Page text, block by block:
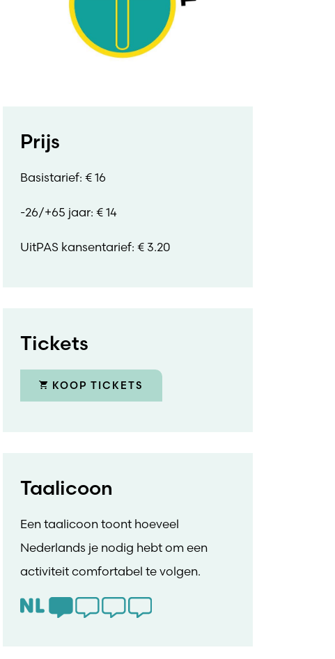
Prijs
Basistarief: € 16
-26/+65 jaar: € 14
UitPAS kansentarief: € 3.20
Tickets
KOOP TICKETS
Taalicoon
Een taalicoon toont hoeveel
Nederlands je nodig hebt om een
activiteit comfortabel te volgen.